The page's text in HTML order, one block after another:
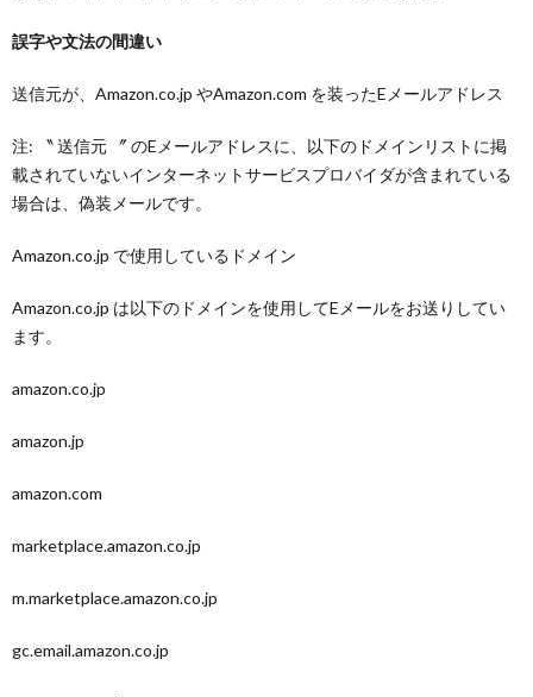
誤字や文法の間違い
送信元が、Amazon.co.jp やAmazon.com を装ったEメールアドレス
注: 〝 送信元 〞 のEメールアドレスに、以下のドメインリストに掲
載されていないインターネットサービスプロバイダが含まれている
場合は、偽装メールです。
Amazon.co.jp で使用しているドメイン
Amazon.co.jp は以下のドメインを使用してEメールをお送りしてい
ます。
amazon.co.jp
amazon.jp
amazon.com
marketplace.amazon.co.jp
m.marketplace.amazon.co.jp
gc.email.amazon.co.jp